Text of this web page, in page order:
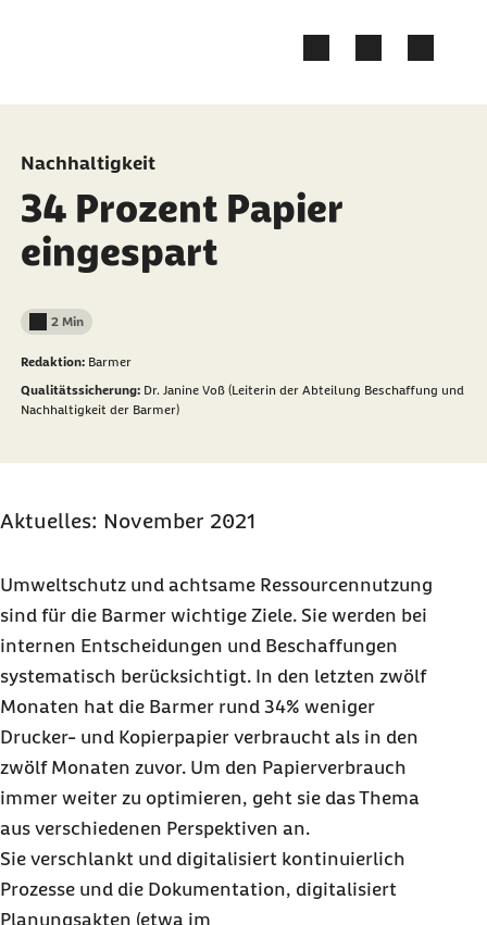
Nachhaltigkeit
34 Prozent Papier
eingespart
Lesedauer weniger als
2 Min
Redaktion: Barmer
Qualitätssicherung: Dr. Janine Voß (Leiterin der Abteilung Beschaffung und
Nachhaltigkeit der Barmer)
Aktuelles: November 2021
Umweltschutz und achtsame Ressourcennutzung
sind für die Barmer wichtige Ziele. Sie werden bei
internen Entscheidungen und Beschaffungen
systematisch berücksichtigt. In den letzten zwölf
Monaten hat die Barmer rund 34% weniger
Drucker- und Kopierpapier verbraucht als in den
zwölf Monaten zuvor. Um den Papierverbrauch
immer weiter zu optimieren, geht sie das Thema
aus verschiedenen Perspektiven an.
Sie verschlankt und digitalisiert kontinuierlich
Prozesse und die Dokumentation, digitalisiert
Planungsakten (etwa im